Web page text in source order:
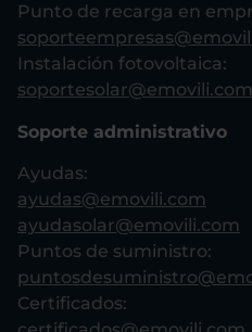
Punto de recarga en
Instalación fotovoltaica:
soportesolar@emovili.com
Soporte administrativo
Ayudas:
ayudas@emovili.com
ayudasolar@emovili.com
Puntos de suministro:
Certificados: